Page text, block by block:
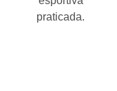
praticada.